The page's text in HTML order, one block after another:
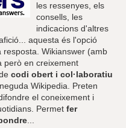
les ressenyes, els
consells, les
indicacions d'altres
aquesta és l'opció
Wikianswer (amb
però en creixement
codi obert i col·laboratiu
Wikipedia. Preten
el coneixement i
Permet fer